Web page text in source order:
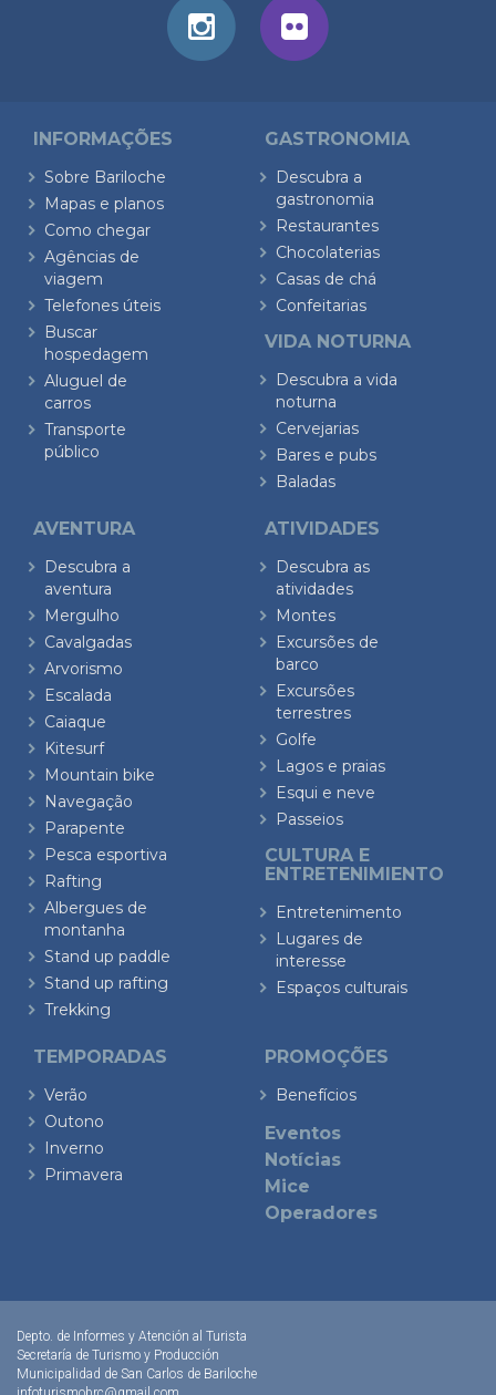
INFORMAÇÕES
Sobre Bariloche
Mapas e planos
Como chegar
Agências de
viagem
Telefones úteis
Buscar
hospedagem
Aluguel de
carros
Transporte
público
GASTRONOMIA
Descubra a
gastronomia
Restaurantes
Chocolaterias
Casas de chá
Confeitarias
VIDA NOTURNA
Descubra a vida
noturna
Cervejarias
Bares e pubs
Baladas
AVENTURA
Descubra a
aventura
Mergulho
Cavalgadas
Arvorismo
Escalada
Caiaque
Kitesurf
Mountain bike
Navegação
Parapente
Pesca esportiva
Rafting
Albergues de
montanha
Stand up paddle
Stand up rafting
Trekking
ATIVIDADES
Descubra as
atividades
Montes
Excursões de
barco
Excursões
terrestres
Golfe
Lagos e praias
Esqui e neve
Passeios
CULTURA E
ENTRETENIMIENTO
Entretenimento
Lugares de
interesse
Espaços culturais
TEMPORADAS
Verão
Outono
Inverno
Primavera
PROMOÇÕES
Benefícios
Eventos
Notícias
Mice
Operadores
Depto. de Informes y Atención al Turista
Secretaría de Turismo y Producción
Municipalidad de San Carlos de Bariloche